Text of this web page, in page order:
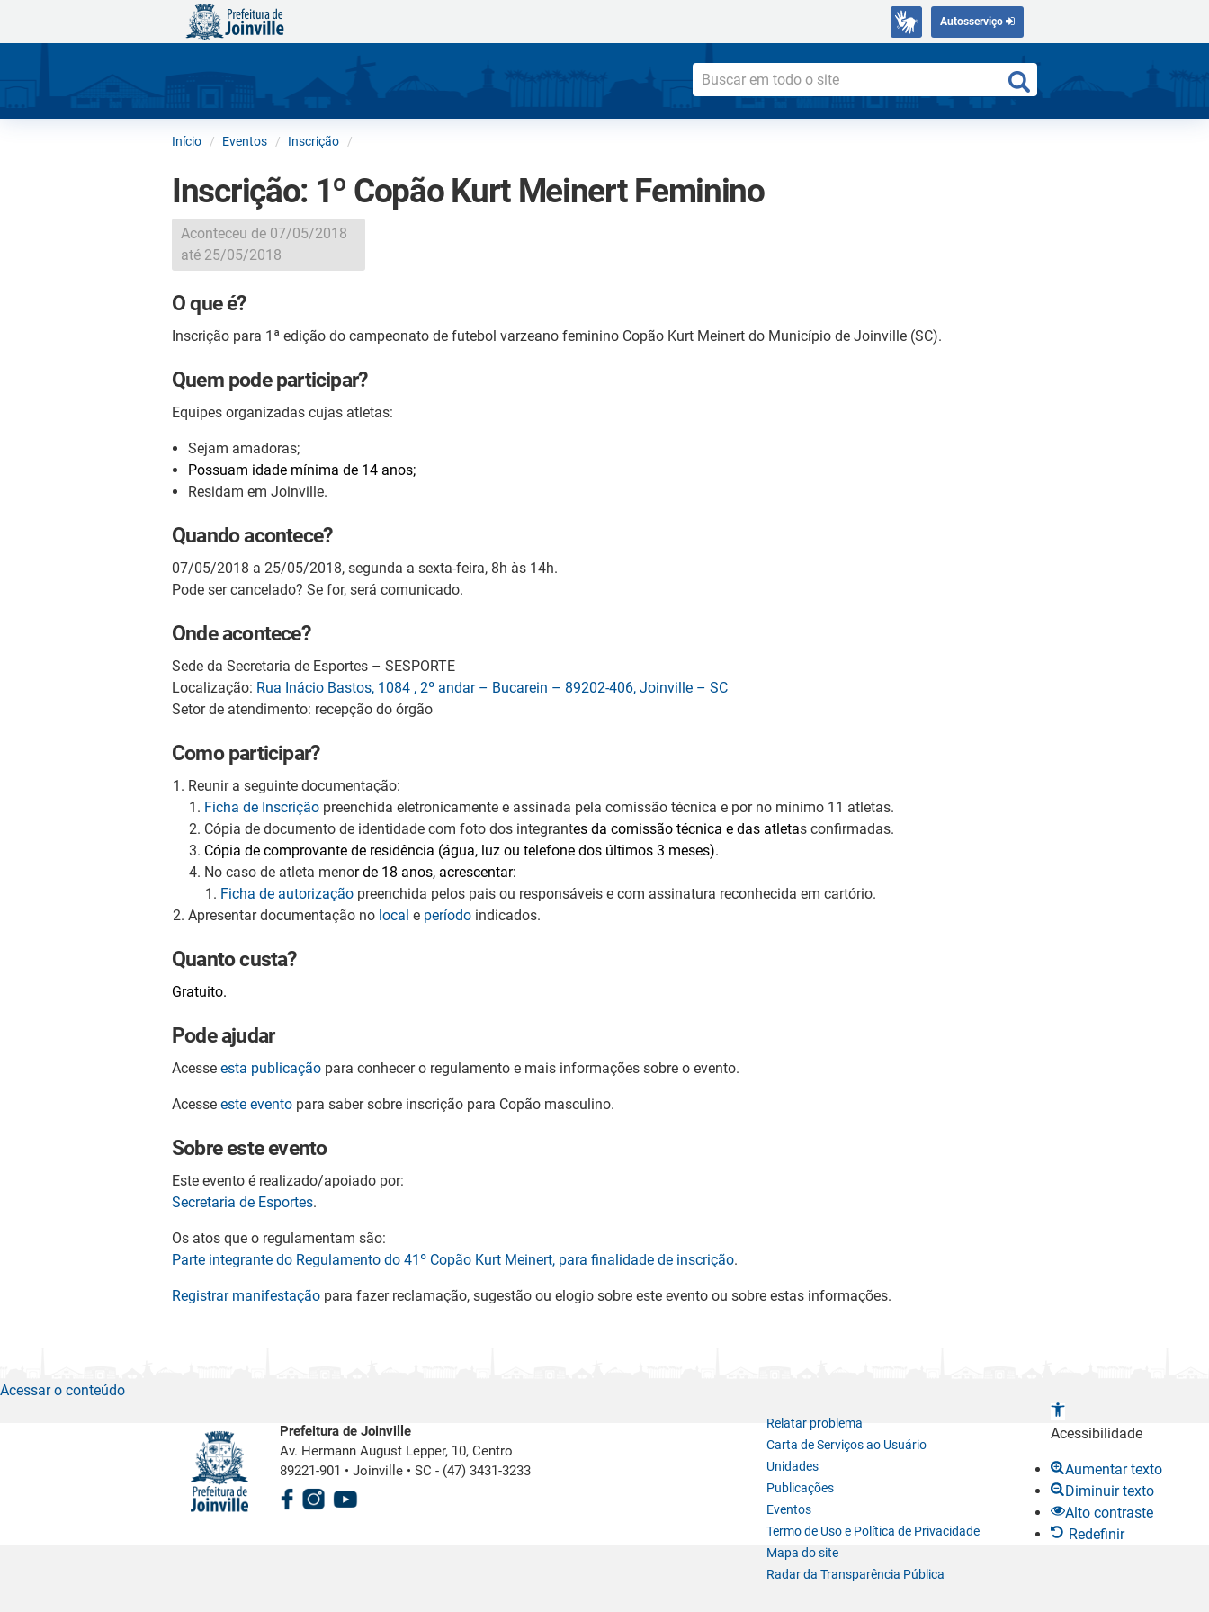
Autosserviço
Início Eventos Inscrição
Inscrição: 1º Copão Kurt Meinert Feminino
Aconteceu de 07/05/2018
até 25/05/2018
O que é?
Inscrição para 1ª edição do campeonato de futebol varzeano feminino Copão Kurt Meinert do Município de Joinville (SC).
Quem pode participar?
Equipes organizadas cujas atletas:
Sejam amadoras;
Possuam idade mínima de 14 anos;
Residam em Joinville.
Quando acontece?
07/05/2018 a 25/05/2018, segunda a sexta-feira, 8h às 14h.
Pode ser cancelado? Se for, será comunicado.
Onde acontece?
Sede da Secretaria de Esportes – SESPORTE
Localização: Rua Inácio Bastos, 1084 , 2º andar – Bucarein – 89202-406, Joinville – SC
Setor de atendimento: recepção do órgão
Como participar?
Reunir a seguinte documentação:
Ficha de Inscrição preenchida eletronicamente e assinada pela comissão técnica e por no mínimo 11 atletas.
Cópia de documento de identidade com foto dos integrantes da comissão técnica e das atletas confirmadas.
Cópia de comprovante de residência (água, luz ou telefone dos últimos 3 meses).
No caso de atleta menor de 18 anos, acrescentar:
Ficha de autorização preenchida pelos pais ou responsáveis e com assinatura reconhecida em cartório.
Apresentar documentação no local e período indicados.
Quanto custa?
Gratuito.
Pode ajudar
Acesse esta publicação para conhecer o regulamento e mais informações sobre o evento.
Acesse este evento para saber sobre inscrição para Copão masculino.
Sobre este evento
Este evento é realizado/apoiado por:
Secretaria de Esportes.
Os atos que o regulamentam são:
Parte integrante do Regulamento do 41º Copão Kurt Meinert, para finalidade de inscrição.
Registrar manifestação para fazer reclamação, sugestão ou elogio sobre este evento ou sobre estas informações.
Prefeitura de Joinville
Av. Hermann August Lepper, 10, Centro
89221-901 •Joinville •SC - (47) 3431-3233
Relatar problema
Carta de Serviços ao Usuário
Unidades
Publicações
Eventos
Termo de Uso e Política de Privacidade
Mapa do site
Radar da Transparência Pública
Acessar o conteúdo
A
b
i
r
a
b
Acessibilidade
Aumentar texto
Diminuir texto
Alto contraste
Redefinir